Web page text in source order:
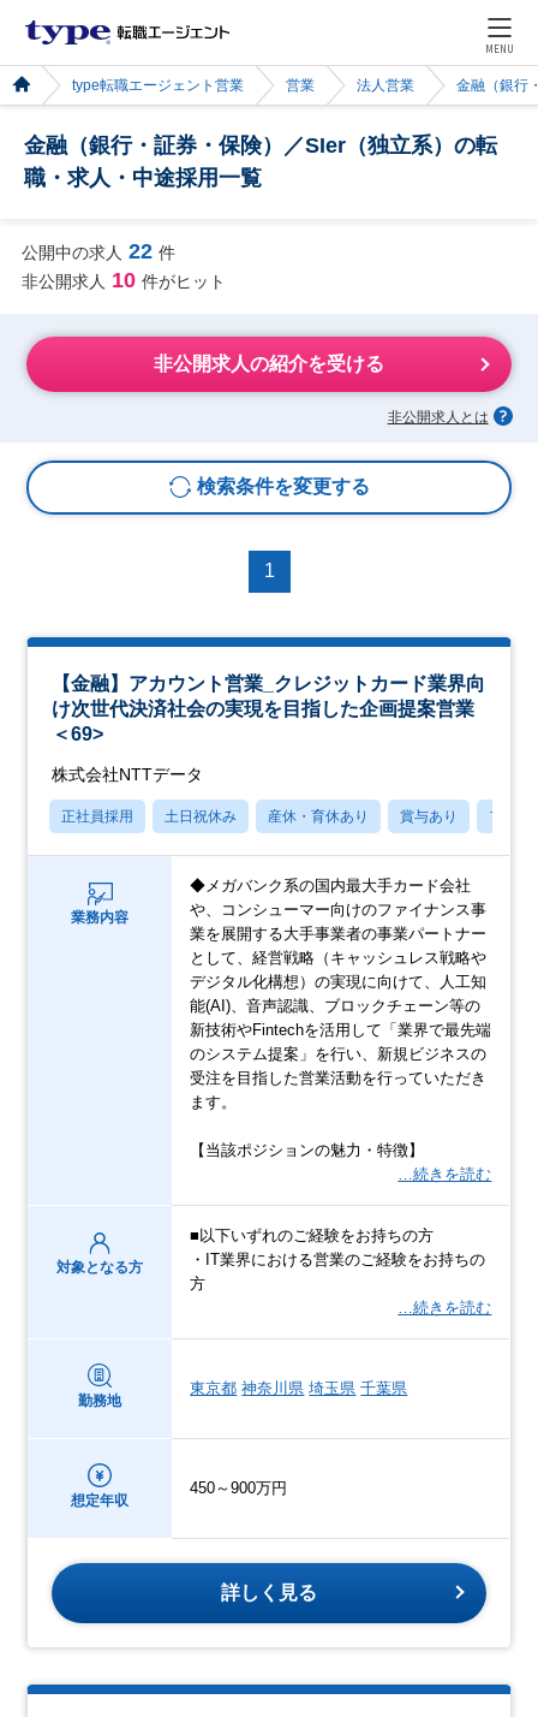
MENU
type転職エージェント営業 営業 法人営業 金融（銀行
金融（銀行・証券・保険）／SIer（独立系）の転
職・求人・中途採用一覧
公開中の求人 22 件
非公開求人 10 件がヒット
非公開求人の紹介を受ける
非公開求人とは
検索条件を変更する
1
【金融】アカウント営業_クレジットカード業界向
け次世代決済社会の実現を目指した企画提案営業
＜69>
株式会社NTTデータ
正社員採用 土日祝休み 産休・育休あり 賞与あり フレッ
業務内容
◆メガバンク系の国内最大手カード会社
や、コンシューマー向けのファイナンス事
業を展開する大手事業者の事業パートナー
として、経営戦略（キャッシュレス戦略や
デジタル化構想）の実現に向けて、人工知
能(AI)、音声認識、ブロックチェーン等の
新技術やFintechを活用して「業界で最先端
のシステム提案」を行い、新規ビジネスの
受注を目指した営業活動を行っていただき
ます。
【当該ポジションの魅力・特徴】
…続きを読む
対象となる方
■以下いずれのご経験をお持ちの方
・IT業界における営業のご経験をお持ちの
方
…続きを読む
勤務地
東京都 神奈川県 埼玉県 千葉県
想定年収
450～900万円
詳しく見る